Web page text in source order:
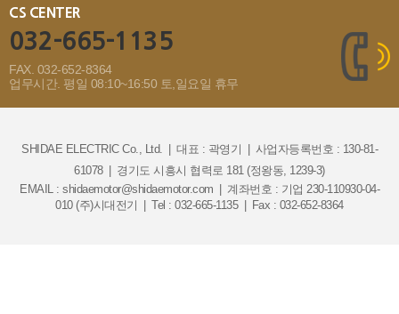
CS CENTER
032-665-1135
FAX. 032-652-8364
업무시간. 평일 08:10~16:50 토,일요일 휴무
SHIDAE ELECTRIC Co., Ltd. 대표 : 곽영기
사업자등록번호 : 130-81-
61078
경기도 시흥시 협력로 181 (정왕동, 1239-3)
EMAIL : shidaemotor@shidaemotor.com
계좌번호 : 기업 230-110930-04-
010 (주)시대전기
Tel : 032-665-1135 Fax : 032-652-8364